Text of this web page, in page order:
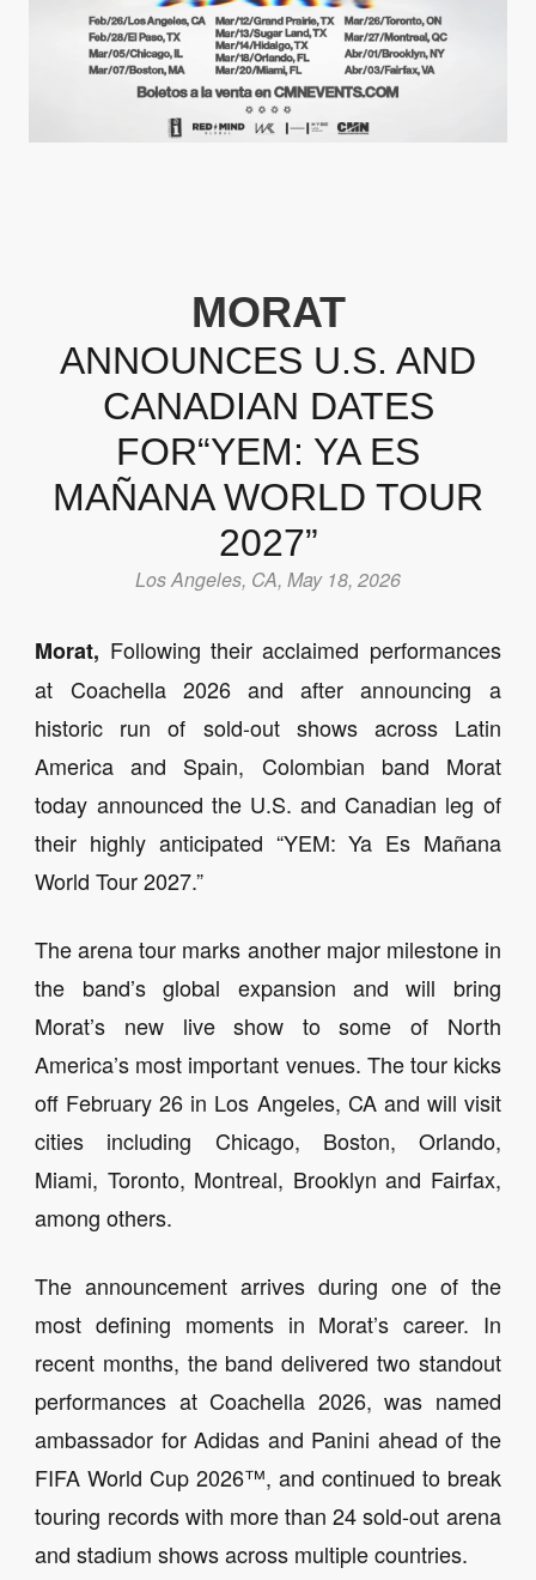
MORAT
ANNOUNCES U.S. AND
CANADIAN DATES
FOR“YEM: YA ES
MAÑANA WORLD TOUR
2027”
Los Angeles, CA, May 18, 2026
Morat, Following their acclaimed performances
at Coachella 2026 and after announcing a
historic run of sold-out shows across Latin
America and Spain, Colombian band Morat
today announced the U.S. and Canadian leg of
their highly anticipated “YEM: Ya Es Mañana
World Tour 2027.”
The arena tour marks another major milestone in
the band’s global expansion and will bring
Morat’s new live show to some of North
America’s most important venues. The tour kicks
off February 26 in Los Angeles, CA and will visit
cities including Chicago, Boston, Orlando,
Miami, Toronto, Montreal, Brooklyn and Fairfax,
among others.
The announcement arrives during one of the
most defining moments in Morat’s career. In
recent months, the band delivered two standout
performances at Coachella 2026, was named
ambassador for Adidas and Panini ahead of the
FIFA World Cup 2026™, and continued to break
touring records with more than 24 sold-out arena
and stadium shows across multiple countries.